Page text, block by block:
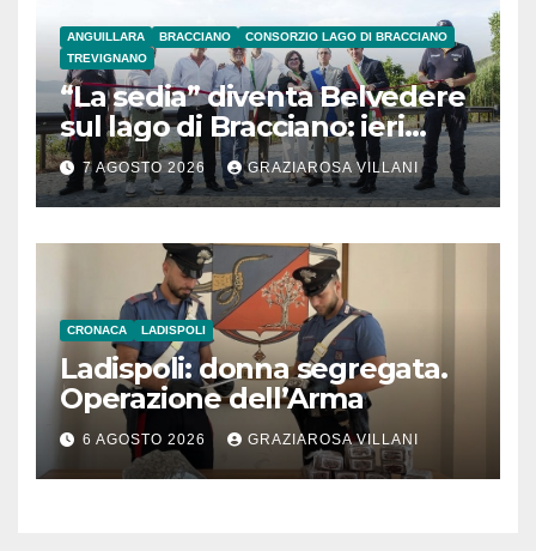
ANGUILLARA BRACCIANO
CONSORZIO LAGO DI BRACCIANO
TREVIGNANO
“La sedia” diventa Belvedere
sul lago di Bracciano: ieri
l’inaugurazione
7 AGOSTO 2026 GRAZIAROSA VILLANI
CRONACA LADISPOLI
Ladispoli: donna segregata.
Operazione dell’Arma
6 AGOSTO 2026 GRAZIAROSA VILLANI